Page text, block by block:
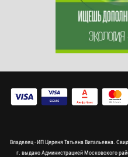
Владелец - ИП Цереня Татьяна Витальевна.
г. выдано Администрацией Московского